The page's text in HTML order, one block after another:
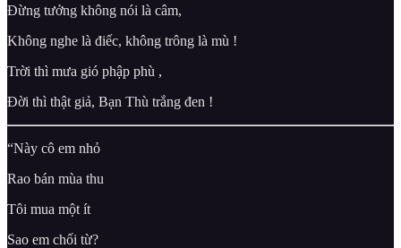
Đừng tưởng không nói là câm,
Không nghe là điếc, không trông là mù !
Trời thì mưa gió phập phù ,
Đời thì thật giả, Bạn Thù trắng đen !
“Này cô em nhỏ
Rao bán mùa thu
Tôi mua một ít
Sao em chối từ?